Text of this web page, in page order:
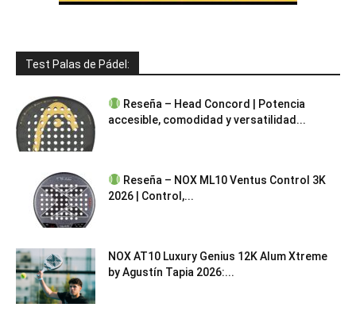
Test Palas de Pádel:
Reseña – Head Concord | Potencia
accesible, comodidad y versatilidad...
Reseña – NOX ML10 Ventus Control 3K
2026 | Control,...
NOX AT10 Luxury Genius 12K Alum Xtreme
by Agustín Tapia 2026:...